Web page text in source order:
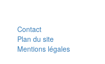
Contact
Plan du site
Mentions légales